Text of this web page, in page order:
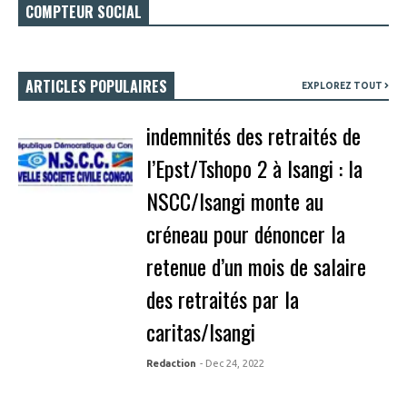
COMPTEUR SOCIAL
ARTICLES POPULAIRES EXPLOREZ TOUT
indemnités des retraités de
l’Epst/Tshopo 2 à Isangi : la
NSCC/Isangi monte au
créneau pour dénoncer la
retenue d’un mois de salaire
des retraités par la
caritas/Isangi
Redaction - Dec 24, 2022